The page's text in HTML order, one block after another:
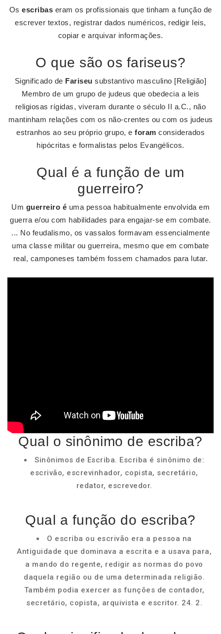
Os escribas eram os profissionais que tinham a função de
escrever textos, registrar dados numéricos, redigir leis,
copiar e arquivar informações.
O que são os fariseus?
Significado de Fariseu substantivo masculino [Religião]
Membro de um grupo de judeus que obedecia a leis
religiosas rígidas, viveram durante o século II a.C., não
mantinham relações com os não-crentes ou com os judeus
estranhos ao seu próprio grupo, e foram considerados
hipócritas e formalistas pelos Evangélicos.
Qual é a função de um
guerreiro?
Um guerreiro é uma pessoa habitualmente envolvida em
guerra e/ou com habilidades para engajar-se em combate.
... No feudalismo, os vassalos formavam essencialmente
uma classe militar ou guerreira, mesmo que em combate
real, camponeses também fossem chamados para lutar.
Qual o sinônimo de escriba?
Sinônimos de Escriba. Escriba é sinônimo de:
escrivão, escrevinhador, copista, secretário,
redator, escrevedor.
Qual a função do escriba?
O escriba ou escrivão era a pessoa na
Antiguidade que dominava a escrita e a usava para,
a mando do regente, redigir as normas do povo
daquela região ou de uma determinada religião.
Também podia exercer as funções de contador,
secretário, copista, arquivista e escritor. 24. 2.